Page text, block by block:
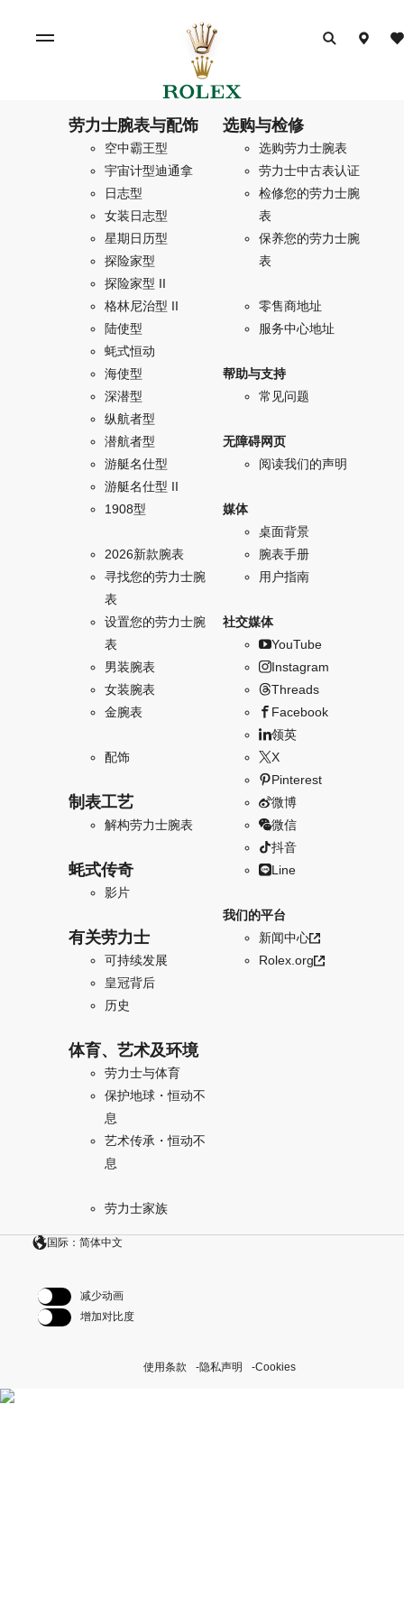
劳力士腕表与配饰
空中霸王型
宇宙计型迪通拿
日志型
女装日志型
星期日历型
探险家型
探险家型 II
格林尼治型 II
陆使型
蚝式恒动
海使型
深潜型
纵航者型
潜航者型
游艇名仕型
游艇名仕型 II
1908型
2026新款腕表
寻找您的劳力士腕
表
设置您的劳力士腕
表
男装腕表
女装腕表
金腕表
配饰
制表工艺
解构劳力士腕表
蚝式传奇
影片
有关劳力士
可持续发展
皇冠背后
历史
体育、艺术及环境
劳力士与体育
保护地球・恒动不
息
艺术传承・恒动不
息
劳力士家族
选购与检修
选购劳力士腕表
劳力士中古表认证
检修您的劳力士腕
表
保养您的劳力士腕
表
零售商地址
服务中心地址
帮助与支持
常见问题
无障碍网页
阅读我们的声明
媒体
桌面背景
腕表手册
用户指南
社交媒体
YouTube
Instagram
Threads
Facebook
领英
X
Pinterest
微博
微信
抖音
Line
我们的平台
新闻中心
Rolex.org
国际：简体中文
减少动画
增加对比度
使用条款 隐私声明 Cookies